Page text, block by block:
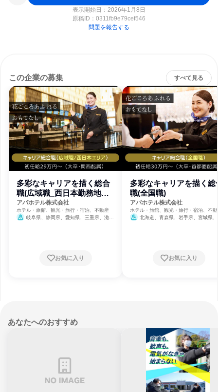
表示開始日：2026年1月8日
原稿ID： 0311fb9e79cef546
問題を報告する
この企業の募集 すべて見る
多彩なキャリアを描く総合
職(広域職_西日本勤務地エ
リア)
アパホテル株式会社
ホテル・旅館、観光・旅行・宿泊、不動産
岐阜県、静岡県、愛知県、三重県、滋賀
お気に入り
多彩なキャリアを描く総
職(全国職)
アパホテル株式会社
ホテル・旅館、観光・旅行・宿泊、不
北海道、青森県、岩手県、宮城県
良県、和歌山県、鳥取県、岡山県、広
山口県、香川県、愛媛県、福岡県、佐
お気に入り
あなたへのおすすめ